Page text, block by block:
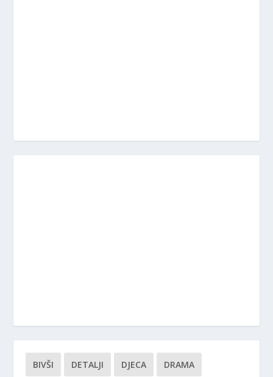
BIVŠI DETALJI DJECA DRAMA